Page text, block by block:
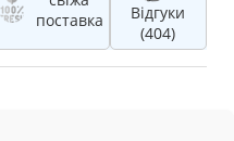
поставка
Відгуки
(404)